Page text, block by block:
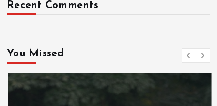
Recent Comments
You Missed